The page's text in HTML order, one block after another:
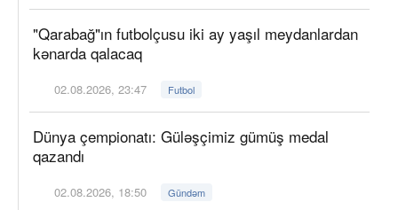
"Qarabağ"ın futbolçusu iki ay yaşıl meydanlardan
kənarda qalacaq
02.08.2026, 23:47 Futbol
Dünya çempionatı: Güləşçimiz gümüş medal
qazandı
02.08.2026, 18:50 Gündəm